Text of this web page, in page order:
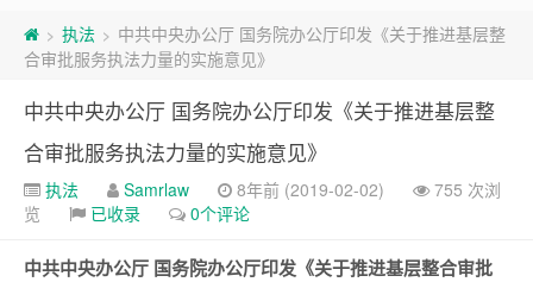
> 执法 > 中共中央办公厅 国务院办公厅印发《关于推进基层整
合审批服务执法力量的实施意见》
中共中央办公厅 国务院办公厅印发《关于推进基层整
合审批服务执法力量的实施意见》
执法 Samrlaw 8年前 (2019-02-02)
755 次浏
览
已收录 0个评论
中共中央办公厅 国务院办公厅印发《关于推进基层整合审批